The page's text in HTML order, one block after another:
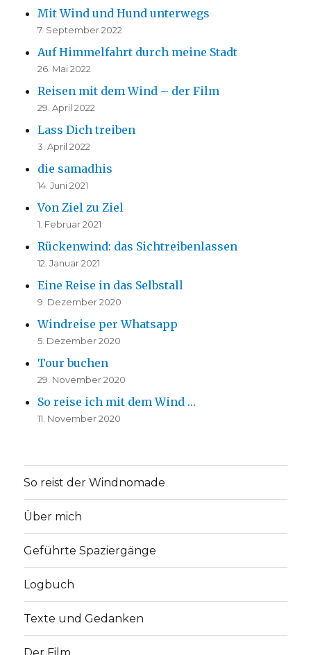
Mit Wind und Hund unterwegs
7. September 2022
Auf Himmelfahrt durch meine Stadt
26. Mai 2022
Reisen mit dem Wind – der Film
29. April 2022
Lass Dich treiben
3. April 2022
die samadhis
14. Juni 2021
Von Ziel zu Ziel
1. Februar 2021
Rückenwind: das Sichtreibenlassen
12. Januar 2021
Eine Reise in das Selbstall
9. Dezember 2020
Windreise per Whatsapp
5. Dezember 2020
Tour buchen
29. November 2020
So reise ich mit dem Wind …
11. November 2020
So reist der Windnomade
Über mich
Geführte Spaziergänge
Logbuch
Texte und Gedanken
Der Film